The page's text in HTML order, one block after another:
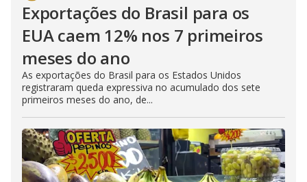
Exportações do Brasil para os
EUA caem 12% nos 7 primeiros
meses do ano
As exportações do Brasil para os Estados Unidos
registraram queda expressiva no acumulado dos sete
primeiros meses do ano, de...